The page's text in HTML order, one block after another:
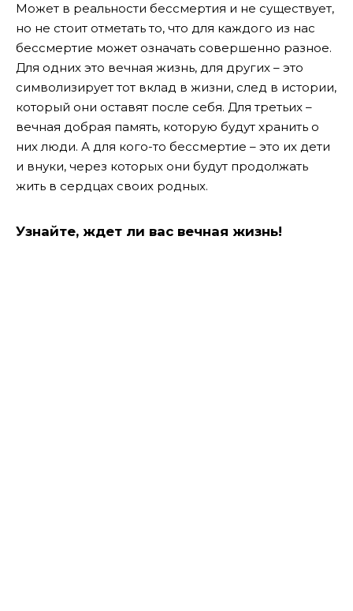
Может в реальности бессмертия и не существует,
но не стоит отметать то, что для каждого из нас
бессмертие может означать совершенно разное.
Для одних это вечная жизнь, для других – это
символизирует тот вклад в жизни, след в истории,
который они оставят после себя. Для третьих –
вечная добрая память, которую будут хранить о
них люди. А для кого-то бессмертие – это их дети
и внуки, через которых они будут продолжать
жить в сердцах своих родных.
Узнайте, ждет ли вас вечная жизнь!